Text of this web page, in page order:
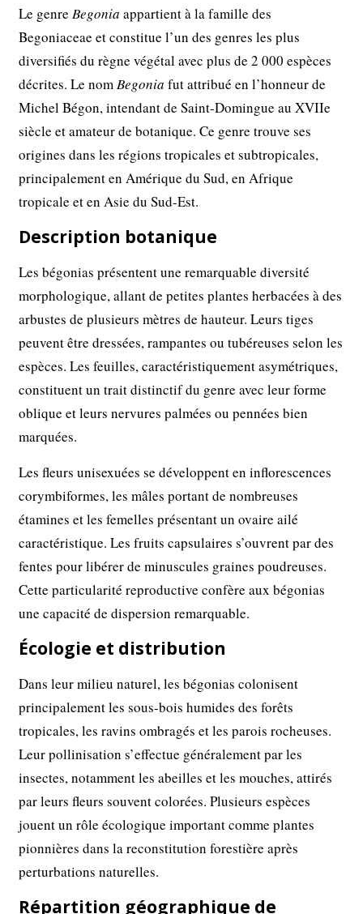
Le genreBegonia appartient à la famille des
Begoniaceae et constitue l’un des genres les plus
diversifiés du règne végétal avec plus de 2 000 espèces
décrites. Le nomBegonia fut attribué en l’honneur de
Michel Bégon, intendant de Saint-Domingue au XVIIe
siècle et amateur de botanique. Ce genre trouve ses
origines dans les régions tropicales et subtropicales,
principalement en Amérique du Sud, en Afrique
tropicale et en Asie du Sud-Est.
Description botanique
Les bégonias présentent une remarquable diversité
morphologique, allant de petites plantes herbacées à des
arbustes de plusieurs mètres de hauteur. Leurs tiges
peuvent être dressées, rampantes ou tubéreuses selon les
espèces. Les feuilles, caractéristiquement asymétriques,
constituent un trait distinctif du genre avec leur forme
oblique et leurs nervures palmées ou pennées bien
marquées.
Les fleurs unisexuées se développent en inflorescences
corymbiformes, les mâles portant de nombreuses
étamines et les femelles présentant un ovaire ailé
caractéristique. Les fruits capsulaires s’ouvrent par des
fentes pour libérer de minuscules graines poudreuses.
Cette particularité reproductive confère aux bégonias
une capacité de dispersion remarquable.
Écologie et distribution
Dans leur milieu naturel, les bégonias colonisent
principalement les sous-bois humides des forêts
tropicales, les ravins ombragés et les parois rocheuses.
Leur pollinisation s’effectue généralement par les
insectes, notamment les abeilles et les mouches, attirés
par leurs fleurs souvent colorées. Plusieurs espèces
jouent un rôle écologique important comme plantes
pionnières dans la reconstitution forestière après
perturbations naturelles.
Répartition géographique de